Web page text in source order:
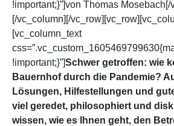
!important;}”]von Thomas Mosebach[/
[/vc_column][/
[vc_column_text
!important;}”]Schwer getroffen: wie
Bauernhof durch die Pandemie?
Lösungen, Hilfestellungen und
viel geredet, philosophiert und
wissen, wie es Ihnen geht, den